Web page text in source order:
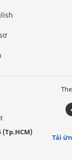
(Tp.HCM)
Tải